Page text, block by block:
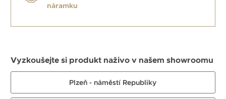
náramku
Vyzkoušejte si produkt naživo v našem showroomu
Plzeň - náměstí Republiky